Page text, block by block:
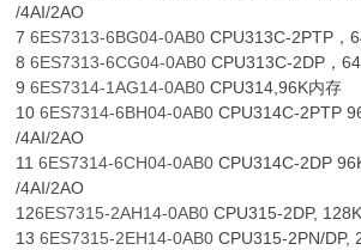
/4AI/2AO
76ES7313-6BG04-0AB0 CPU313C-2PTP，
86ES7313-6CG04-0AB0 CPU313C-2DP，
96ES7314-1AG14-0AB0 CPU314,96K内存
106ES7314-6BH04-0AB0 CPU314C-2PTP
/4AI/2AO
116ES7314-6CH04-0AB0 CPU314C-2DP
/4AI/2AO
126ES7315-2AH14-0AB0 CPU315-2DP,
136ES7315-2EH14-0AB0 CPU315-2PN/DP,